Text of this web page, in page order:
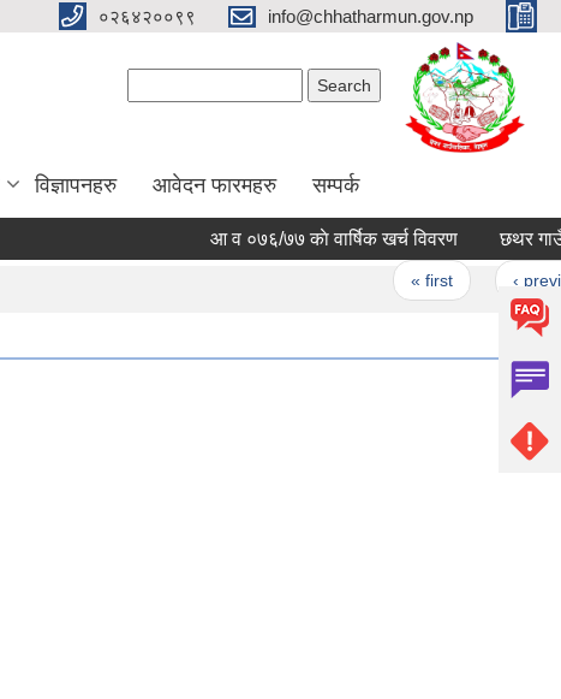
०२६४२००९९ info@chhatharmun.gov.np
विज्ञापनहरु आवेदन फारमहरु सम्पर्क
आ‍ व ०७६/७७ काे वार्षिक खर्च विवरण छथर
« first ‹ previous